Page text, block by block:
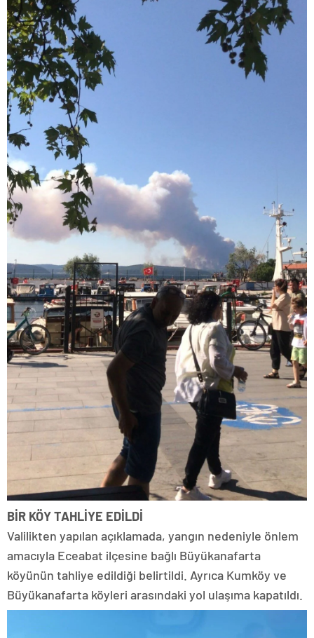
BİR KÖY TAHLİYE EDİLDİ
Valilikten yapılan açıklamada, yangın nedeniyle önlem
amacıyla Eceabat ilçesine bağlı Büyükanafarta
köyünün tahliye edildiği belirtildi. Ayrıca Kumköy ve
Büyükanafarta köyleri arasındaki yol ulaşıma kapatıldı.